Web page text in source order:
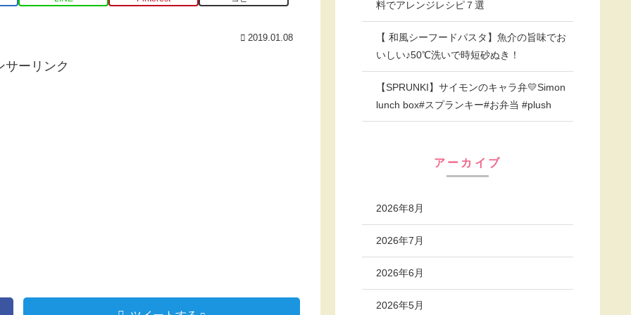
2019.01.08
サーリンク
料でアレンジレシピ７選
【 和風シーフードパスタ】魚介の旨味でお
いしい♪50℃洗いで時短砂ぬき！
【SPRUNKI】サイモンのキャラ弁💛Simon
lunch box#スプランキー#お弁当 #plush
アーカイブ
2026年8月
2026年7月
2026年6月
2026年5月